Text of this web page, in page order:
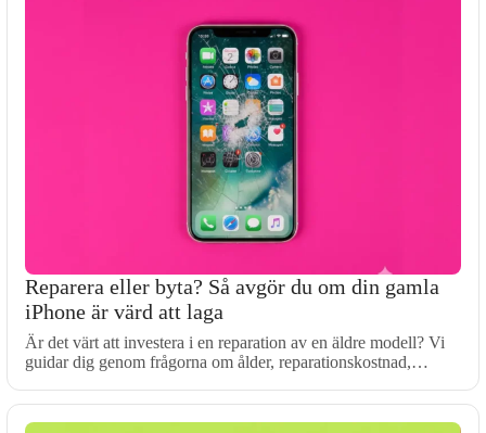
Reparera eller byta? Så avgör du om din gamla
iPhone är värd att laga
Är det värt att investera i en reparation av en äldre modell? Vi
guidar dig genom frågorna om ålder, reparationskostnad,…